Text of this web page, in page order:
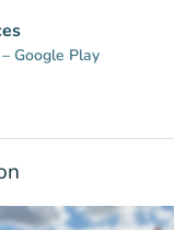
– Google Play